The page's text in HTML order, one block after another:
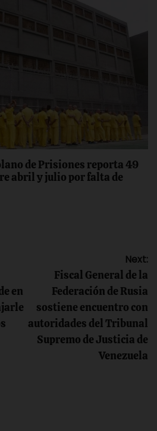
de Prisiones reporta 49
abril y julio por falta de
en
Next:
Fiscal General de la
Federación de Rusia
sostiene encuentro con
autoridades del Tribunal
Supremo de Justicia de
Venezuela